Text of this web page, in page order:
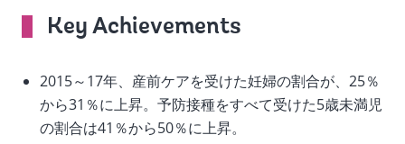
On
change
the
Key Achievements
2015～17年、産前ケアを受けた妊婦の割合が、25％
から31％に上昇。予防接種をすべて受けた5歳未満児
の割合は41％から50％に上昇。